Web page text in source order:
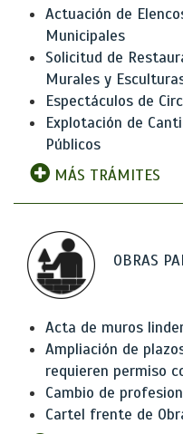
Actuación de
Municipales
Solicitud de
Murales y
Espectáculos de
Explotación de
Públicos
MÁS TRÁMITES
OBRAS
Acta de muros
Ampliación de
requieren permiso
Cambio de
Cartel frente de